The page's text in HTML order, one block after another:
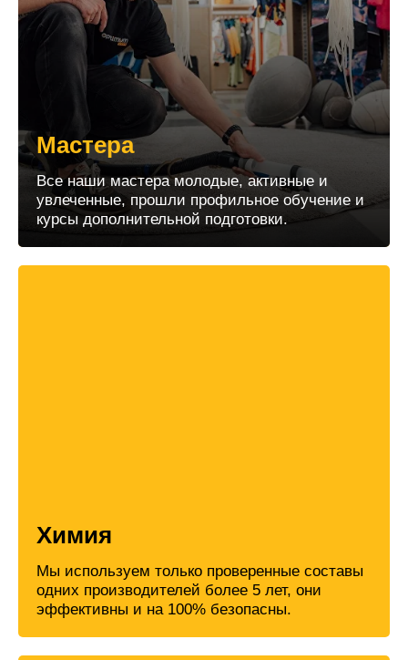
Мастера
Все наши мастера молодые, активные и
увлеченные, прошли профильное обучение и
курсы дополнительной подготовки.
Химия
Мы используем только проверенные составы
одних производителей более 5 лет, они
эффективны и на 100% безопасны.